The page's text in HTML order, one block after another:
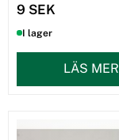
9 SEK
I lager
LÄS MER